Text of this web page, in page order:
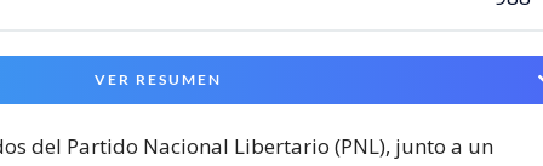
VER RESUMEN
del Partido Nacional Libertario (PNL), junto a un